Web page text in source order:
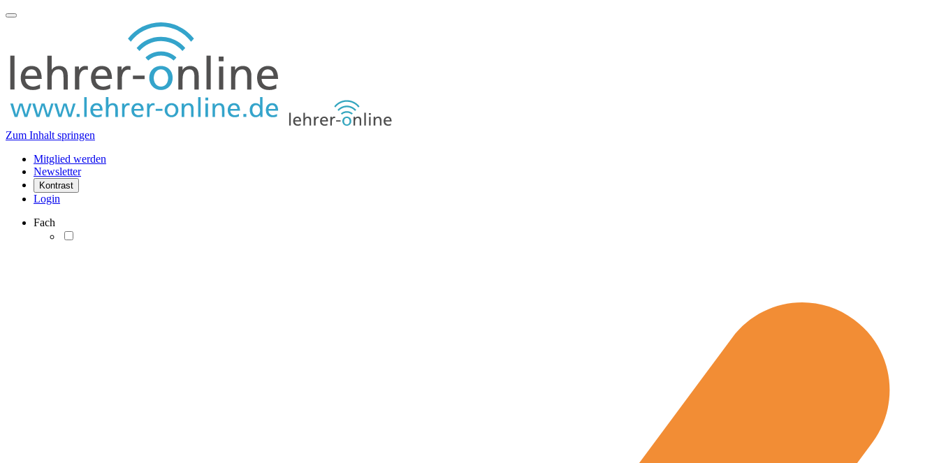
Zum Inhalt springen
Mitglied werden
Newsletter
Kontrast
Login
Fach